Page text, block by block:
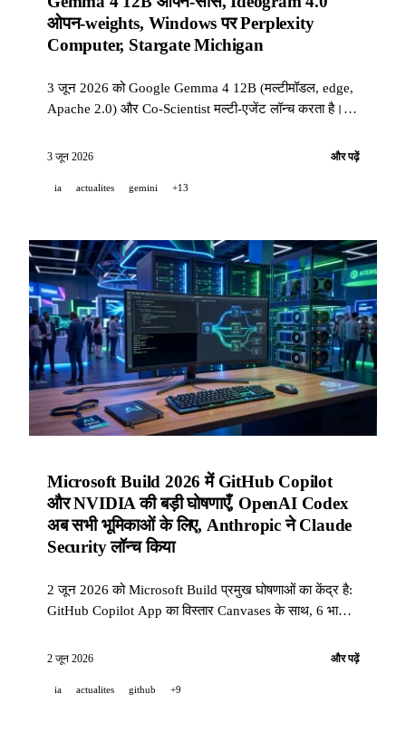
ओपन-weights, Windows पर Perplexity
Computer, Stargate Michigan
3 जून 2026 को Google Gemma 4 12B (मल्टीमॉडल, edge,
Apache 2.0) और Co-Scientist मल्टी-एजेंट लॉन्च करता है।
प्रकाशित करता है। Perplexity Computer Windows पर आता
है। GitHub Copilot VS Code, JetBrains और billing में
3 जून 2026 और पढ़ें
ia actualites gemini +13
Microsoft Build 2026 में GitHub Copilot
और NVIDIA की बड़ी घोषणाएँ, OpenAI Codex
अब सभी भूमिकाओं के लिए, Anthropic ने Claude
Security लॉन्च किया
2 जून 2026 को Microsoft Build प्रमुख घोषणाओं का केंद्र है:
GitHub Copilot App का विस्तार Canvases के साथ, 6 भाषाओं
Station, OpenShell)। OpenAI ने Codex को 6 प्लगइन्स के
Glasswing को 150 संगठनों तक विस्तारित किया और Claude
2 जून 2026 और पढ़ें
ia actualites github +9